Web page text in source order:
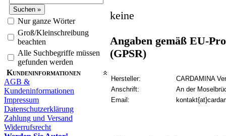
Nur ganze Wörter
Groß/Kleinschreibung
beachten
Alle Suchbegriffe müssen
gefunden werden
Kundeninformationen
AGB &
Kundeninformationen
Impressum
Datenschutzerklärung
Zahlung und Versand
Widerrufsrecht
keine
Angaben gemäß EU-
(GPSR)
Hersteller:
CARDAMINA
Anschrift:
An der
Email: